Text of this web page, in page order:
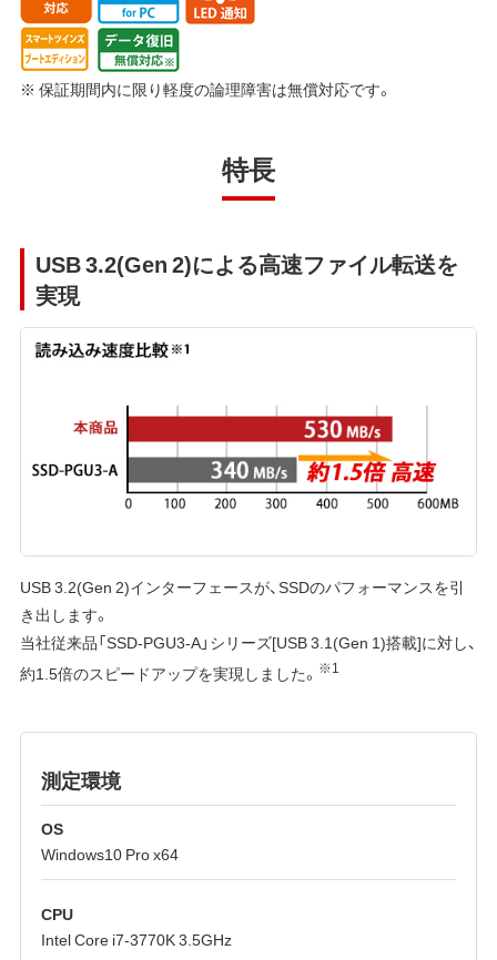
※ 保証期間内に限り軽度の論理障害は無償対応です。
特長
USB 3.2(Gen 2)による高速ファイル転送を
実現
USB 3.2(Gen 2)インターフェースが、SSDのパフォーマンスを引
き出します。
当社従来品「SSD-PGU3-A」シリーズ[USB 3.1(Gen 1)搭載]に対し、
約1.5倍のスピードアップを実現しました。 ※1
測定環境
OS
Windows10 Pro x64
CPU
Intel Core i7-3770K 3.5GHz